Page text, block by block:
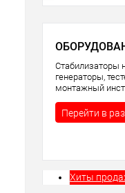
Стабилизаторы
генераторы,
монтажный
Перейти в
Хиты